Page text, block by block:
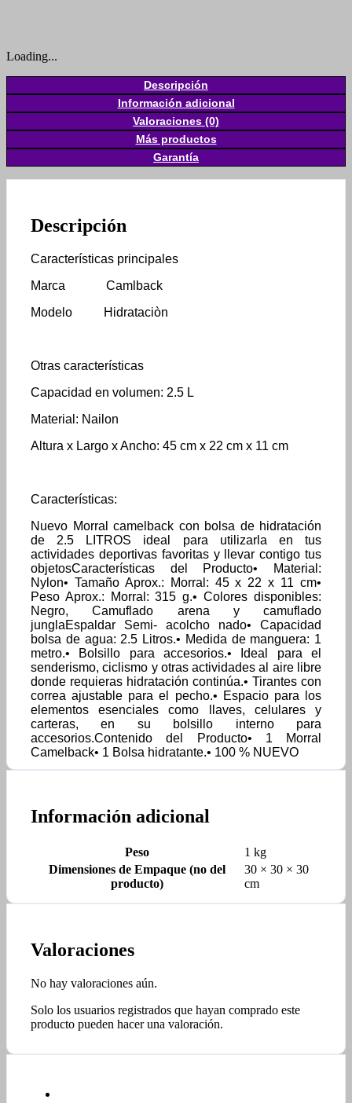
Loading...
Descripción
Información adicional
Valoraciones (0)
Más productos
Garantía
Descripción
Características principales
Marca Camlback
Modelo
Hidrataciòn
Otras características
Capacidad en volumen: 2.5 L
Material: Nailon
Altura x Largo x Ancho: 45 cm x 22 cm x 11 cm
Características:
Nuevo Morral camelback con bolsa de hidratación
de 2.5 LITROS ideal para utilizarla en tus
actividades deportivas favoritas y llevar contigo tus
objetosCaracterísticas del Producto• Material:
Nylon• Tamaño Aprox.: Morral: 45 x 22 x 11 cm•
Peso Aprox.: Morral: 315 g.• Colores disponibles:
Negro, Camuflado arena y camuflado
junglaEspaldar Semi- acolcho nado• Capacidad
bolsa de agua: 2.5 Litros.• Medida de manguera: 1
metro.• Bolsillo para accesorios.• Ideal para el
senderismo, ciclismo y otras actividades al aire libre
donde requieras hidratación continúa.• Tirantes con
correa ajustable para el pecho.• Espacio para los
elementos esenciales como llaves, celulares y
carteras, en su bolsillo interno para
accesorios.Contenido del Producto• 1 Morral
Camelback• 1 Bolsa hidratante.• 100 % NUEVO
Información adicional
Peso
1 kg
Dimensiones de Empaque (no del
producto)
30 × 30 × 30
cm
Valoraciones
No hay valoraciones aún.
Solo los usuarios registrados que hayan comprado este
producto pueden hacer una valoración.